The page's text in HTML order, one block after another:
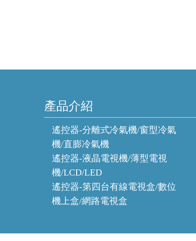
產品介紹
遙控器-分離式冷氣機/窗型冷氣
機/直膨冷氣機
遙控器-液晶電視機/薄型電視
機/LCD/LED
遙控器-第四台有線電視盒/數位
機上盒/網路電視盒